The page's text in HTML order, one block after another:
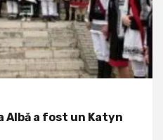
Albă a fost un Katyn